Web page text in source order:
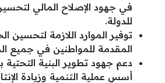
في جهود الإصلاح المالي
للدولة.
توفير الموارد اللازمة لتحسين
المقدمة للمواطنين في جميع
دعم جهود تطوير البنية التحتية
أسس عملية التنمية وزيادة